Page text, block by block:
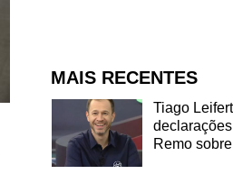
MAIS RECENTES
Tiago
Remo